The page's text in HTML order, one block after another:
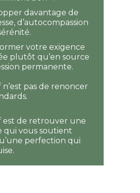
davantage de
d’autocompassion
votre exigence
plutôt qu’en source
permanente.
n’est pas de renoncer
est de retrouver une
qui vous soutient
perfection qui